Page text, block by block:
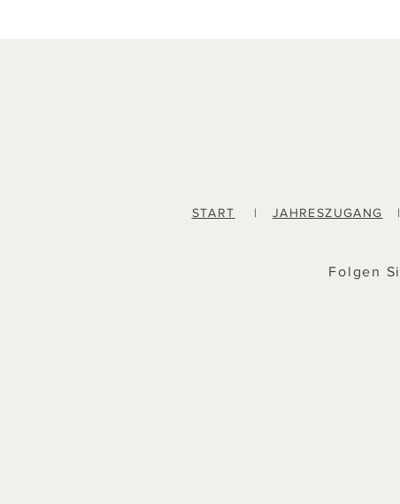
START | JAHRESZUGANG
Folgen